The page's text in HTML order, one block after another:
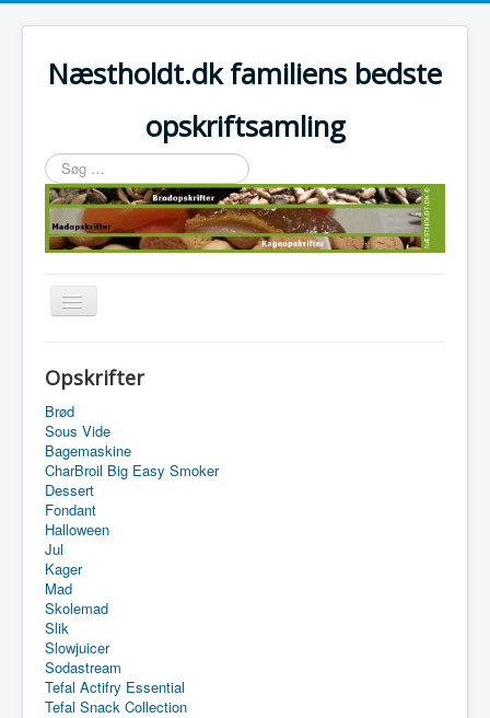
Næstholdt.dk familiens bedste
opskriftsamling
Søg
…
Skift
navigation
Tefal Actifry Essential
Opskrifter
Brød
Sous Vide
Bagemaskine
CharBroil Big Easy Smoker
Dessert
Fondant
Halloween
Jul
Kager
Mad
Skolemad
Slik
Slowjuicer
Sodastream
Tefal Actifry Essential
Tefal Snack Collection